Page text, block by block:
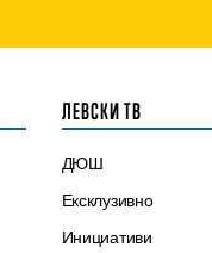
ЛЕВСКИ ТВ
ДЮШ
Ексклузивно
Инициативи